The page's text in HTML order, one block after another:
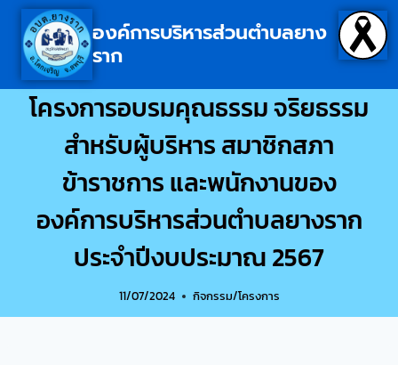
องค์การบริหารส่วนตำบลยาง
ราก
โครงการอบรมคุณธรรม จริยธรรม
สำหรับผู้บริหาร สมาชิกสภา
ข้าราชการ และพนักงานของ
องค์การบริหารส่วนตำบลยางราก
ประจำปีงบประมาณ 2567
11/07/2024 กิจกรรม/โครงการ